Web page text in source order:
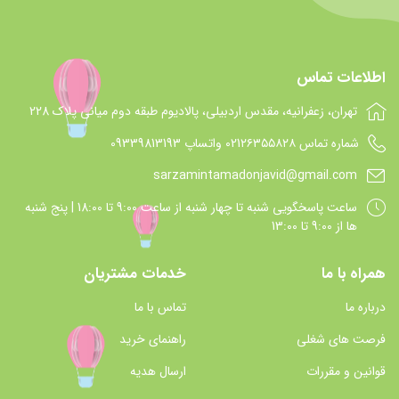
اطلاعات تماس
تهران، زعفرانیه، مقدس اردبیلی، پالادیوم طبقه دوم میانی پلاک 228
شماره تماس 021۲۶۳۵۵۸۲۸ واتساپ 09339813193
sarzamintamadonjavid@gmail.com
ساعت پاسخگويي شنبه تا چهار شنبه از ساعت 9:00 تا 18:00 | پنج شنبه
ها از 9:00 تا 13:00
همراه با ما
درباره ما
فرصت های شغلی
قوانین و مقررات
خدمات مشتریان
تماس با ما
راهنمای خرید
ارسال هدیه